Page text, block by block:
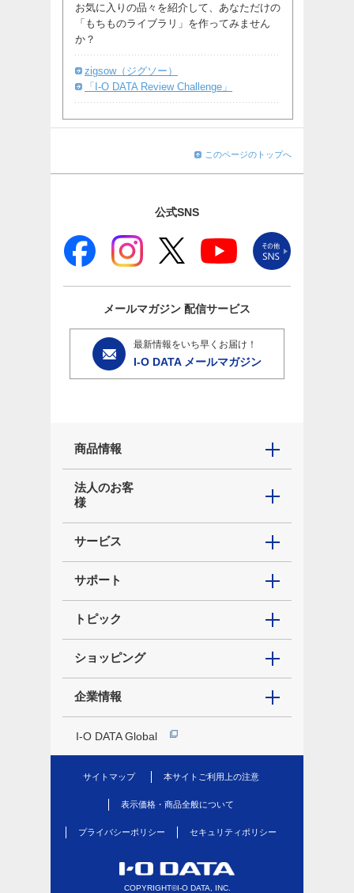
お気に入りの品々を紹介して、あなただけの
「もちものライブラリ」を作ってみません
か？
zigsow（ジグソー）
「I-O DATA Review Challenge」
このページのトップへ
公式SNS
メールマガジン 配信サービス
最新情報をいち早くお届け！
I-O DATA メールマガジン
商品情報
法人のお客
様
サービス
サポート
トピック
ショッピング
企業情報
I-O DATA Global
サイトマップ 本サイトご利用上の注意
表示価格・商品全般について
プライバシーポリシー セキュリティポリシー
COPYRIGHT©I-O DATA, INC.